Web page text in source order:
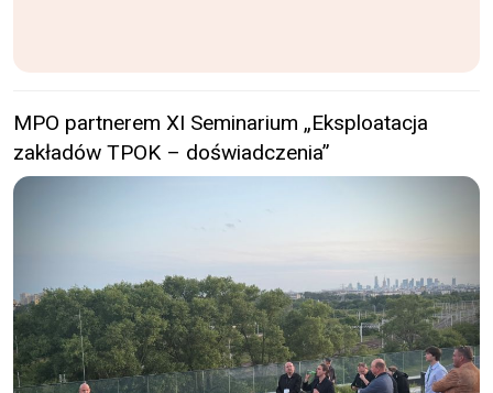
MPO partnerem XI Seminarium „Eksploatacja
zakładów TPOK – doświadczenia”